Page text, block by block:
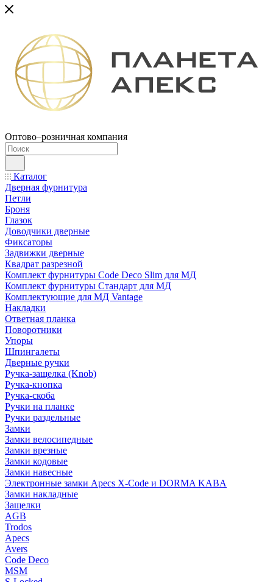
Оптово–розничная компания
Каталог
Дверная фурнитура
Петли
Броня
Глазок
Доводчики дверные
Фиксаторы
Задвижки дверные
Квадрат разрезной
Комплект фурнитуры Code Deco Slim для МД
Комплект фурнитуры Стандарт для МД
Комплектующие для МД Vantage
Накладки
Ответная планка
Поворотники
Упоры
Шпингалеты
Дверные ручки
Ручка-защелка (Knob)
Ручка-кнопка
Ручка-скоба
Ручки на планке
Ручки раздельные
Замки
Замки велосипедные
Замки врезные
Замки кодовые
Замки навесные
Электронные замки Apecs X-Code и DORMA KABA
Замки накладные
Защелки
AGB
Trodos
Apecs
Avers
Code Deco
MSM